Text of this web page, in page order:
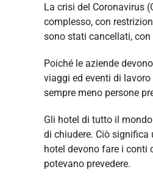
La crisi del Coronavirus
complesso, con
sono stati cancellati, con
Poiché le aziende
viaggi ed eventi di
sempre meno persone
Gli hotel di tutto il
di chiudere. Ciò
hotel devono fare i conti
potevano prevedere.